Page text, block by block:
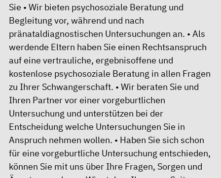
Sie • Wir bieten psychosoziale Beratung und
Begleitung vor, während und nach
pränataldiagnostischen Untersuchungen an. • Als
werdende Eltern haben Sie einen Rechtsanspruch
auf eine vertrauliche, ergebnisoffene und
kostenlose psychosoziale Beratung in allen Fragen
zu Ihrer Schwangerschaft. • Wir beraten Sie und
Ihren Partner vor einer vorgeburtlichen
Untersuchung und unterstützen bei der
Entscheidung welche Untersuchungen Sie in
Anspruch nehmen wollen. • Haben Sie sich schon
für eine vorgeburtliche Untersuchung entschieden,
können Sie mit uns über Ihre Fragen, Sorgen und